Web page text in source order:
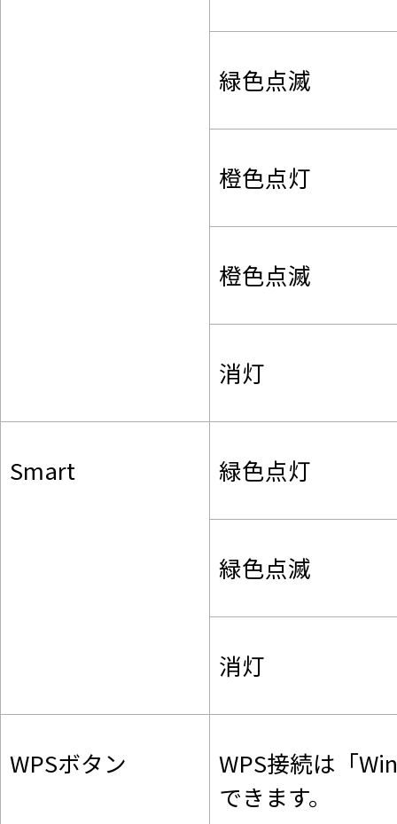
緑色点滅
橙色点灯
橙色点滅
消灯
Smart 緑色点灯
緑色点滅
消灯
WPSボタン
WPS接続は「
できます。